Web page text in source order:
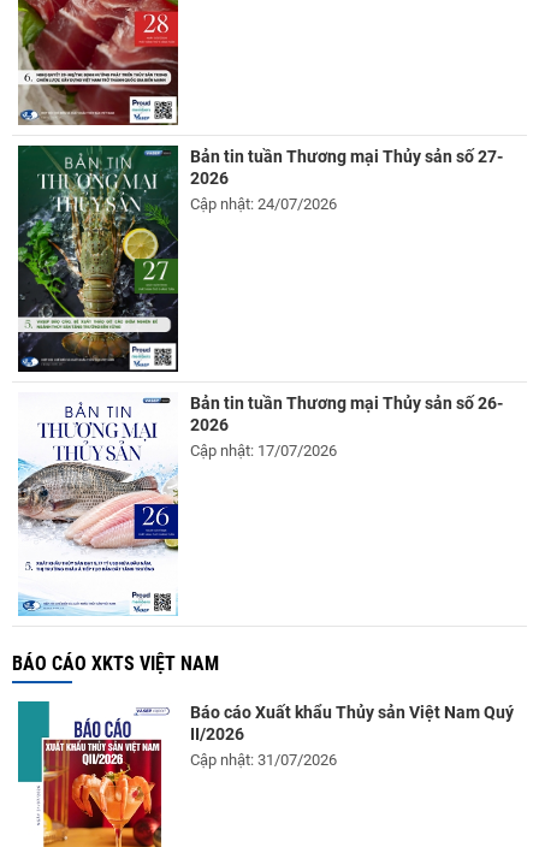
Bản tin tuần Thương mại Thủy sản số 27-
2026
Cập nhật: 24/07/2026
Bản tin tuần Thương mại Thủy sản số 26-
2026
Cập nhật: 17/07/2026
BÁO CÁO XKTS VIỆT NAM
Báo cáo Xuất khẩu Thủy sản Việt Nam Quý
II/2026
Cập nhật: 31/07/2026